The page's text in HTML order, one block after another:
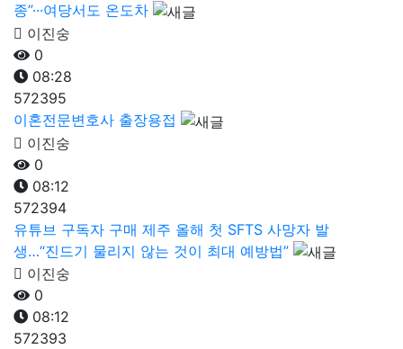
종”···여당서도 온도차
이진숭
0
08:28
572395
이혼전문변호사 출장용접
이진숭
0
08:12
572394
유튜브 구독자 구매 제주 올해 첫 SFTS 사망자 발
생…“진드기 물리지 않는 것이 최대 예방법”
이진숭
0
08:12
572393